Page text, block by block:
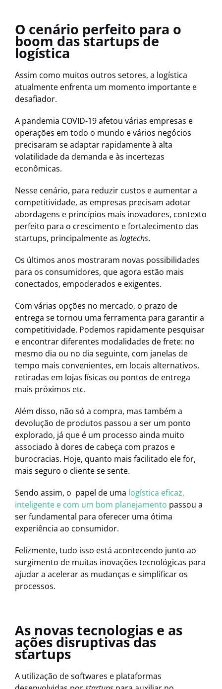
O cenário perfeito para o
boom das startups de
logística
Assim como muitos outros setores, a logística
atualmente enfrenta um momento importante e
desafiador.
A pandemia COVID-19 afetou várias empresas e
operações em todo o mundo e vários negócios
precisaram se adaptar rapidamente à alta
volatilidade da demanda e às incertezas
econômicas.
Nesse cenário, para reduzir custos e aumentar a
competitividade, as empresas precisam adotar
abordagens e princípios mais inovadores, contexto
perfeito para o crescimento e fortalecimento das
startups, principalmente as logtechs.
Os últimos anos mostraram novas possibilidades
para os consumidores, que agora estão mais
conectados, empoderados e exigentes.
Com várias opções no mercado, o prazo de
entrega se tornou uma ferramenta para garantir a
competitividade. Podemos rapidamente pesquisar
e encontrar diferentes modalidades de frete: no
mesmo dia ou no dia seguinte, com janelas de
tempo mais convenientes, em locais alternativos,
retiradas em lojas físicas ou pontos de entrega
mais próximos etc.
Além disso, não só a compra, mas também a
devolução de produtos passou a ser um ponto
explorado, já que é um processo ainda muito
associado à dores de cabeça com prazos e
burocracias. Hoje, quanto mais facilitado ele for,
mais seguro o cliente se sente.
Sendo assim, o papel de uma logística eficaz,
inteligente e com um bom planejamento passou a
ser fundamental para oferecer uma ótima
experiência ao consumidor.
Felizmente, tudo isso está acontecendo junto ao
surgimento de muitas inovações tecnológicas para
ajudar a acelerar as mudanças e simplificar os
processos.
As novas tecnologias e as
ações disruptivas das
startups
A utilização de softwares e plataformas